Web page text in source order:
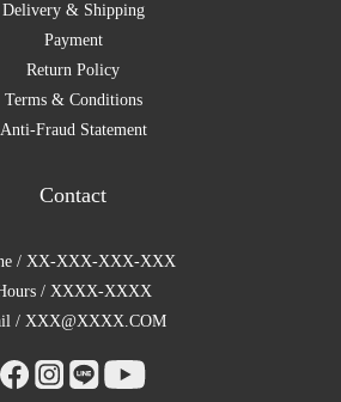
Delivery & Shipping
Payment
Return Policy
Terms & Conditions
Anti-Fraud Statement
Contact
/ XX-XXX-XXX-XXX
/ XXXX-XXXX
/ XXX@XXXX.COM